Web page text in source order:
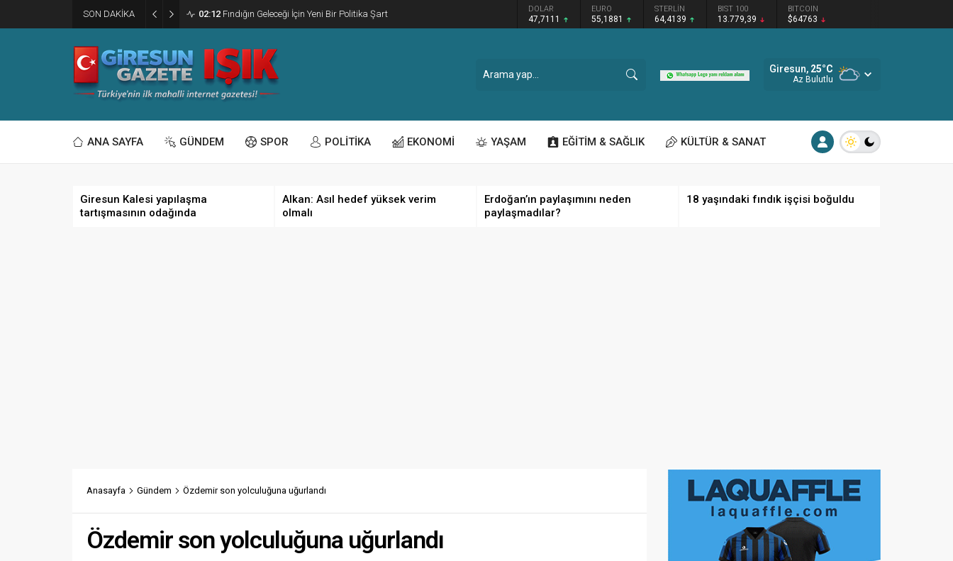
SON DAKİKA 02:12 Fındığın Geleceği İçin Yeni Bir Politika Şart DOLAR
47,7111
EURO
55,1881
STERLİN
64,4139
BIST 100
13.779,39
BITCOIN
$64763
Giresun, 25°C
Az Bulutlu
ANA SAYFA GÜNDEM SPOR POLİTİKA EKONOMİ YAŞAM EĞİTİM & SAĞLIK KÜLTÜR & SANAT
Giresun Kalesi yapılaşma
tartışmasının odağında
Alkan: Asıl hedef yüksek verim
olmalı
Erdoğan’ın paylaşımını neden
paylaşmadılar?
18 yaşındaki fındık işçisi boğuldu
Anasayfa Gündem Özdemir son yolculuğuna uğurlandı
Özdemir son yolculuğuna uğurlandı